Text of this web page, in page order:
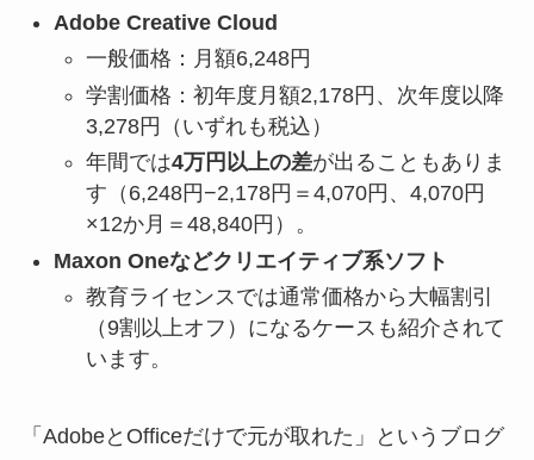
Adobe Creative Cloud
一般価格：月額6,248円
学割価格：初年度月額2,178円、次年度以降
3,278円（いずれも税込）
年間では4万円以上の差が出ることもありま
す（6,248円−2,178円＝4,070円、4,070円
×12か月＝48,840円）。
Maxon Oneなどクリエイティブ系ソフト
教育ライセンスでは通常価格から大幅割引
（9割以上オフ）になるケースも紹介されて
います。
「AdobeとOfficeだけで元が取れた」というブログ